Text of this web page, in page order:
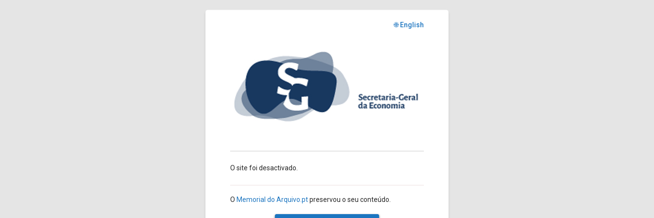
🌐 English
O site foi desactivado.
O Memorial do Arquivo.ptpreservou o seu conteúdo.